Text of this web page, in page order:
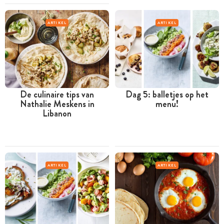
ARTIKEL
De culinaire tips van
Nathalie Meskens in
Libanon
ARTIKEL
Dag 5: balletjes op het
menu!
ARTIKEL ARTIKEL